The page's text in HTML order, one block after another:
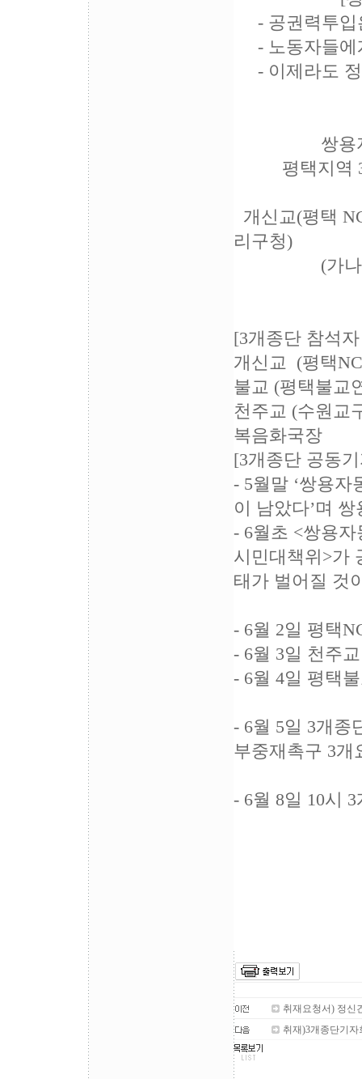
- 공권력투입
- 노동자들에
- 이제라도 정
쌍용자동차
평택지역 3
개신교(평택
리구청)
(가나다
[3개종단 참석
개신교 (평
불교 (평택
천주교 (수원
복음화국장
[3개종단 공동
- 5월말 ‘쌍용
이 남았다’며
- 6월초 <쌍용
시민대책위>가
태가 벌어질 것
- 6월 2일 평택
- 6월 3일 천주
- 6월 4일 평택
- 6월 5일 3개종
부중재촉구 3개
- 6월 8일 10시
취재요청서) 정신
취재)3개종단기자